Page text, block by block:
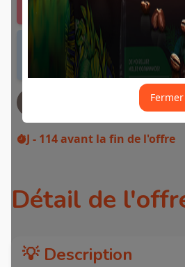
Fermer
JE DEMANDE MON
Offre valable dans tous les
de France métropolitaine
J'y vais de ce pas 🙂
J - 114avant la fin de l'offre
Détail de
💡 Description